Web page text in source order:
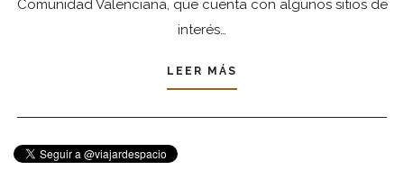
Comunidad Valenciana, que cuenta con algunos sitios de
interés…
LEER MÁS